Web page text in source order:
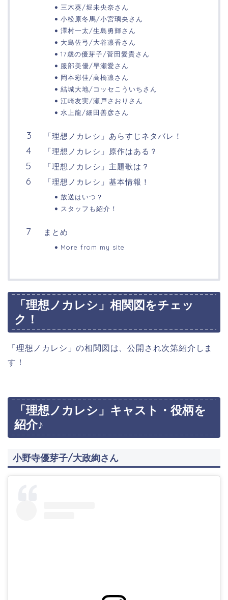
三木葵/堀未央奈さん
小松原冬馬/小宮璃央さん
澤村一太/生島勇輝さん
大島佐弓/大谷凛香さん
17歳の優芽子/菅田愛貴さん
服部美優/早瀬愛さん
岡本彩佳/高橋凛さん
結城大地/コッセこういちさん
江崎友実/瀬戸さおりさん
水上龍/細田善彦さん
「理想ノカレシ」あらすじネタバレ！
「理想ノカレシ」原作はある？
「理想ノカレシ」主題歌は？
「理想ノカレシ」基本情報！
放送はいつ？
スタッフも紹介！
まとめ
More from my site
「理想ノカレシ」相関図をチェッ
ク！
「理想ノカレシ」の相関図は、公開され次第紹介しま
す！
「理想ノカレシ」キャスト・役柄を
紹介♪
小野寺優芽子/大政絢さん